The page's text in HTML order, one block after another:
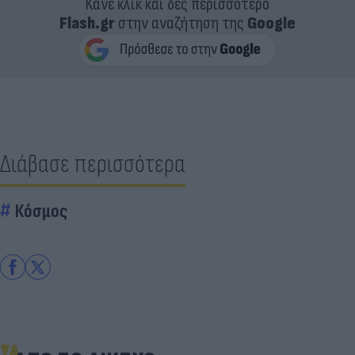
Flash.grστην αναζήτηση της Google
Διάβασε περισσότερα
Κόσμος